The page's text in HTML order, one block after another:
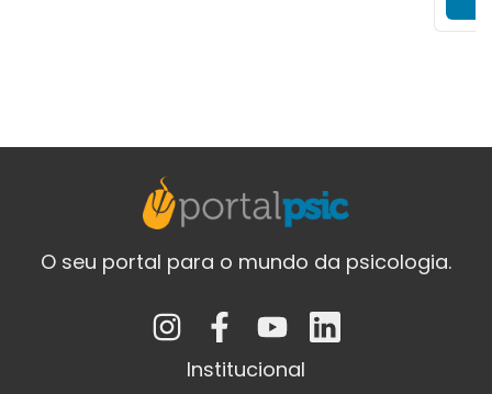
O seu portal para o mundo da psicologia.
Institucional